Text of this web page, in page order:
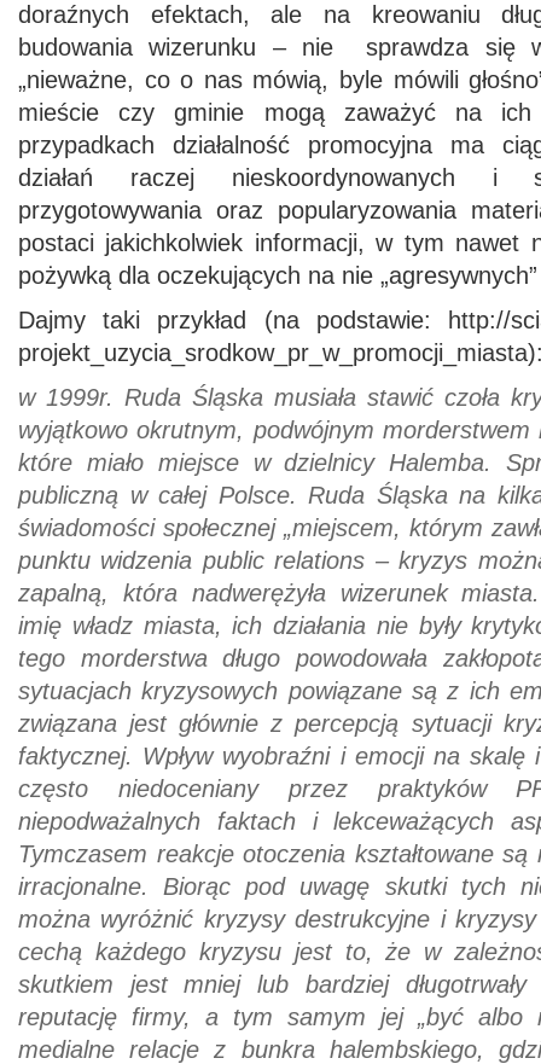
doraźnych efektach, ale na kreowaniu
budowania wizerunku – nie sprawdza się
„nieważne, co o nas mówią, byle mówili
mieście czy gminie mogą zaważyć na
przypadkach działalność promocyjna ma
działań raczej nieskoordynowanych
przygotowywania oraz popularyzowania
postaci jakichkolwiek informacji, w tym nawet
pożywką dla oczekujących na nie
Dajmy taki przykład (na podstawie: http://
w 1999r. Ruda Śląska musiała stawić czoła
wyjątkowo okrutnym, podwójnym
które miało miejsce w dzielnicy Halemba.
publiczną w całej Polsce. Ruda Śląska na
świadomości społecznej „miejscem, którym
punktu widzenia public relations – kryzys
zapalną, która nadwerężyła wizerunek
imię władz miasta, ich działania nie były
tego morderstwa długo powodowała
sytuacjach kryzysowych powiązane są z ich
związana jest głównie z percepcją sytuacji
faktycznej. Wpływ wyobraźni i emocji na
często niedoceniany przez praktyków
niepodważalnych faktach i lekceważących
Tymczasem reakcje otoczenia kształtowane
irracjonalne. Biorąc pod uwagę skutki tych
można wyróżnić kryzysy destrukcyjne i kryzysy
cechą każdego kryzysu jest to, że w
skutkiem jest mniej lub bardziej długotrwały
reputację firmy, a tym samym jej „być albo
medialne relacje z bunkra halembskiego,